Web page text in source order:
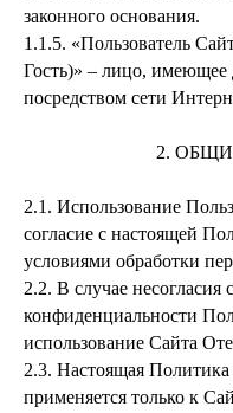
законного основания.
1.1.5. «Пользователь
Гость)» – лицо, имеющее
посредством сети
2.
2.1. Использование
согласие с настоящей
условиями обработки
2.2. В случае
конфиденциальности
использование Сайта
2.3. Настоящая
применяется только к